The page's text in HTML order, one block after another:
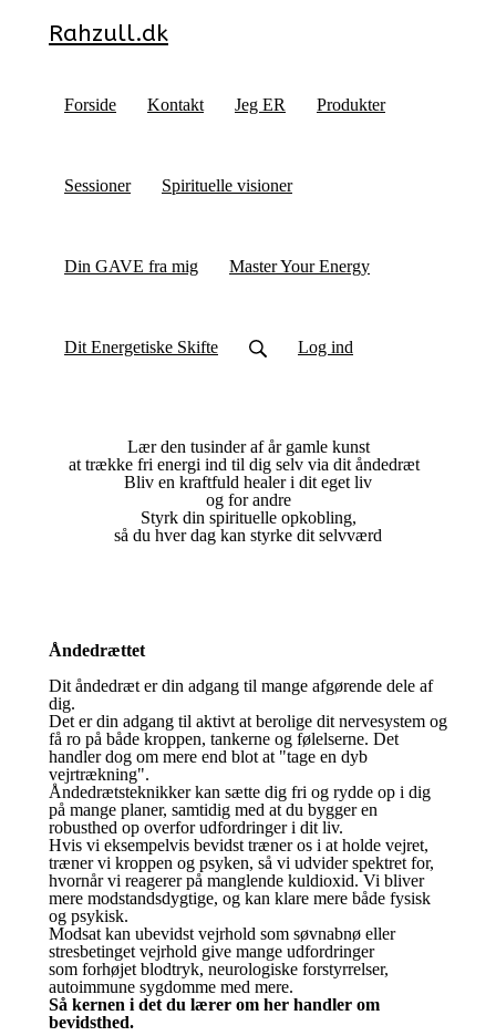
Rahzull.dk
Forside Kontakt Jeg ER Produkter
Sessioner Spirituelle visioner
Din GAVE fra mig Master Your Energy
Dit Energetiske Skifte Log ind
Lær den tusinder af år gamle kunst
at trække fri energi ind til dig selv via dit åndedræt
Bliv en kraftfuld healer i dit eget liv
og for andre
Styrk din spirituelle opkobling,
så du hver dag kan styrke dit selvværd
Åndedrættet
Dit åndedræt er din adgang til mange afgørende dele af
dig.
Det er din adgang til aktivt at berolige dit nervesystem og
få ro på både kroppen, tankerne og følelserne. Det
handler dog om mere end blot at "tage en dyb
vejrtrækning".
Åndedrætsteknikker kan sætte dig fri og rydde op i dig
på mange planer, samtidig med at du bygger en
robusthed op overfor udfordringer i dit liv.
Hvis vi eksempelvis bevidst træner os i at holde vejret,
træner vi kroppen og psyken, så vi udvider spektret for,
hvornår vi reagerer på manglende kuldioxid. Vi bliver
mere modstandsdygtige, og kan klare mere både fysisk
og psykisk.
Modsat kan ubevidst vejrhold som søvnabnø eller
stresbetinget vejrhold give mange udfordringer
som forhøjet blodtryk, neurologiske forstyrrelser,
autoimmune sygdomme med mere.
Så kernen i det du lærer om her handler om
bevidsthed.